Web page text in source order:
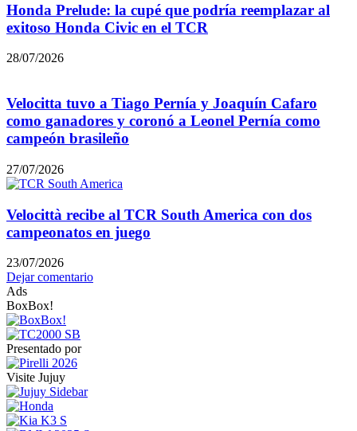
Honda Prelude: la cupé que podría reemplazar al
exitoso Honda Civic en el TCR
28/07/2026
Velocitta tuvo a Tiago Pernía y Joaquín Cafaro
como ganadores y coronó a Leonel Pernía como
campeón brasileño
27/07/2026
Velocittà recibe al TCR South America con dos
campeonatos en juego
23/07/2026
Dejar comentario
Ads
BoxBox!
Presentado por
Visite Jujuy